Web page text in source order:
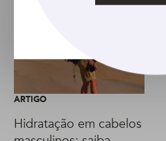
ARTIGO
Hidratação em cabelos